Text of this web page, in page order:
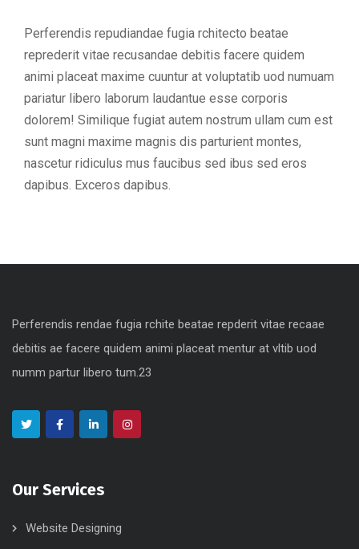
Perferendis repudiandae fugia rchitecto beatae
reprederit vitae recusandae debitis facere quidem
animi placeat maxime cuuntur at voluptatib uod numuam
pariatur libero laborum laudantue esse corporis
dolorem! Similique fugiat autem nostrum ullam cum est
sunt magni maxime magnis dis parturient montes,
nascetur ridiculus mus faucibus sed ibus sed eros
dapibus. Exceros dapibus.
Perferendis rendae fugia rchite beatae repderit vitae recaae
debitis ae facere quidem animi placeat mentur at vltib uod
numm partur libero tum.23
Our Services
Website Designing